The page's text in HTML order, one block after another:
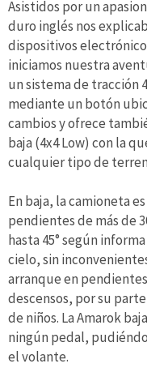
Asistidos por un
duro inglés nos
dispositivos
iniciamos nuestra
un sistema de tracción
mediante un botón
cambios y ofrece
baja (4x4 Low) con la
cualquier tipo de
En baja, la camioneta
pendientes de más de
hasta 45° según
cielo, sin
arranque en
descensos, por su
de niños. La Amarok
ningún pedal,
el volante.